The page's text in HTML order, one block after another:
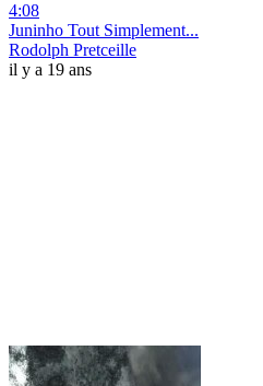
4:08
Juninho Tout Simplement...
Rodolph Pretceille
il y a 19 ans